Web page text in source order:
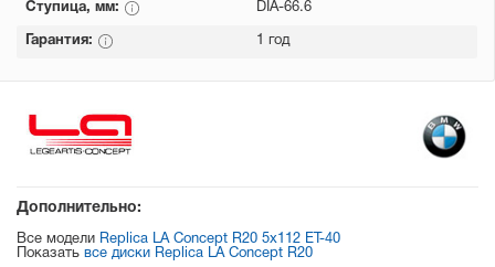
Ступица, мм: DIA-66.6
Гарантия: 1 год
Дополнительно:
Все модели Replica LA Concept R20 5x112 ET-40
Показать все диски Replica LA Concept R20